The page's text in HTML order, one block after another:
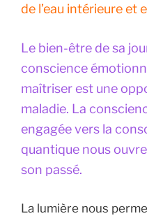
de l’eau intérieure et
Le bien-être de sa
conscience
maîtriser est une
maladie. La
engagée vers la
quantique nous
son passé.
La lumière nous